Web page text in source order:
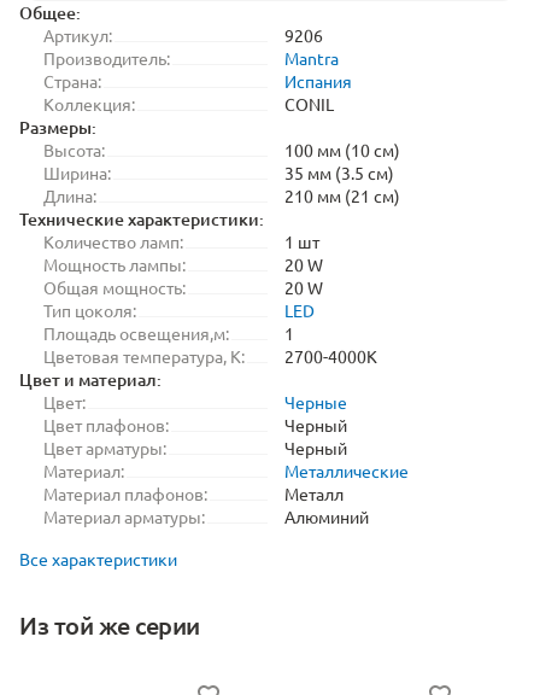
Общее:
Артикул:
9206
Производитель:
Mantra
Страна:
Испания
Коллекция:
CONIL
Размеры:
Высота:
100 мм (10 см)
Ширина:
35 мм (3.5 см)
Длина:
210 мм (21 см)
Технические характеристики:
Количество ламп:
1 шт
Мощность лампы:
20 W
Общая мощность:
20 W
Тип цоколя:
LED
Площадь освещения,м:
1
Цветовая температура, K:
2700-4000K
Цвет и материал:
Цвет:
Черные
Цвет плафонов:
Черный
Цвет арматуры:
Черный
Материал:
Металлические
Материал плафонов:
Металл
Материал арматуры:
Алюминий
Все характеристики
Из той же серии